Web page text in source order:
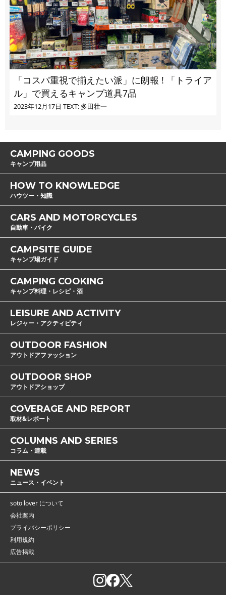
「コスパ重視で揃えたい派」に朗報 ! 「トライア
ル」で買えるキャンプ道具7品
2023年12月17日 TEXT: 多田壮一
CAMPING GOODS
キャンプ用品
HOW TO KNOWLEDGE
ハウツー・知識
CARS AND MOTORCYCLES
自動車・バイク
CAMPSITE GUIDE
キャンプ場ガイド
CAMPING COOKING
キャンプ料理・レシピ・酒
LEISURE AND ACTIVITY
レジャー・アクティビティ
OUTDOOR FASHION
アウトドアファッション
OUTDOOR SHOP
アウトドアショップ
COVERAGE AND REPORT
取材&レポート
COLUMNS AND SERIES
コラム・連載
NEWS
ニュース・イベント
soto lover について
会社案内
プライバシーポリシー
利用規約
広告掲載